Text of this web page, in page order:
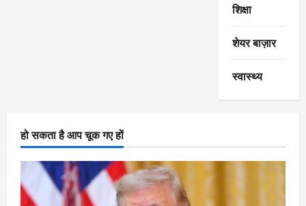
शिक्षा
शेयर बाज़ार
स्वास्थ्य
हो सकता है आप चूक गए हों